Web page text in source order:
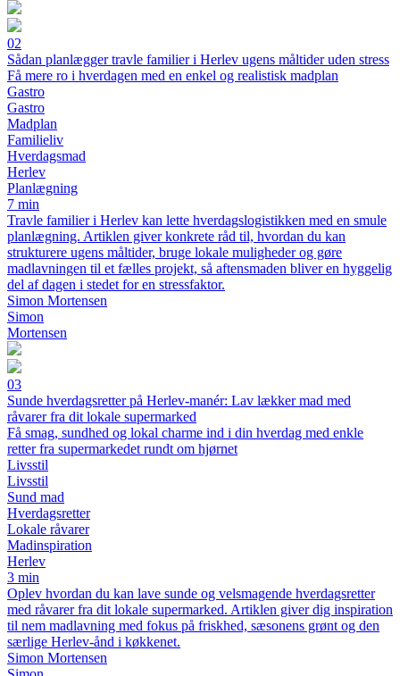
02
Sådan planlægger travle familier i Herlev ugens måltider uden stress
Få mere ro i hverdagen med en enkel og realistisk madplan
Gastro
Gastro
Madplan
Familieliv
Hverdagsmad
Herlev
Planlægning
7 min
Travle familier i Herlev kan lette hverdagslogistikken med en smule
planlægning. Artiklen giver konkrete råd til, hvordan du kan
strukturere ugens måltider, bruge lokale muligheder og gøre
madlavningen til et fælles projekt, så aftensmaden bliver en hyggelig
del af dagen i stedet for en stressfaktor.
Simon Mortensen
Simon
Mortensen
03
Sunde hverdagsretter på Herlev-manér: Lav lækker mad med
råvarer fra dit lokale supermarked
Få smag, sundhed og lokal charme ind i din hverdag med enkle
retter fra supermarkedet rundt om hjørnet
Livsstil
Livsstil
Sund mad
Hverdagsretter
Lokale råvarer
Madinspiration
Herlev
3 min
Oplev hvordan du kan lave sunde og velsmagende hverdagsretter
med råvarer fra dit lokale supermarked. Artiklen giver dig inspiration
til nem madlavning med fokus på friskhed, sæsonens grønt og den
særlige Herlev-ånd i køkkenet.
Simon Mortensen